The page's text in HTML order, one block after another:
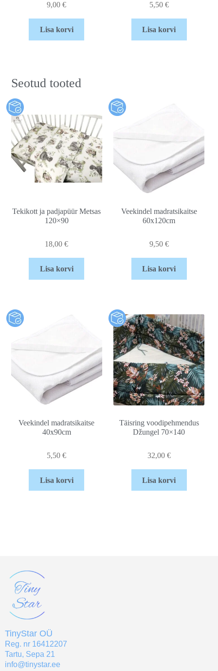
9,00€
Lisa korvi
5,50 €
Lisa korvi
Seotud tooted
Tekikott ja padjapüür Metsas
120×90
18,00€
Lisa korvi
Veekindel madratsikaitse
60x120cm
9,50 €
Lisa korvi
Veekindel madratsikaitse
40x90cm
5,50€
Lisa korvi
Täisring voodipehmendus
Džungel 70×140
32,00 €
Lisa korvi
TinyStar OÜ
Reg. nr 16412207
Tartu, Sepa 21
info@tinystar.ee